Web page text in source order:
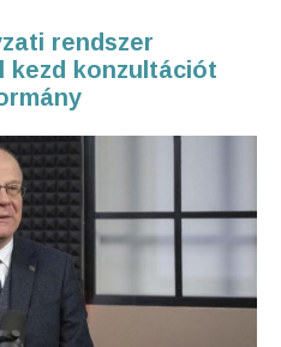
rendszer
kezd konzultációt